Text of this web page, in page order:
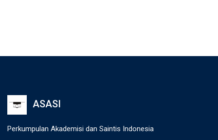
ASASI
Perkumpulan Akademisi dan Saintis Indonesia